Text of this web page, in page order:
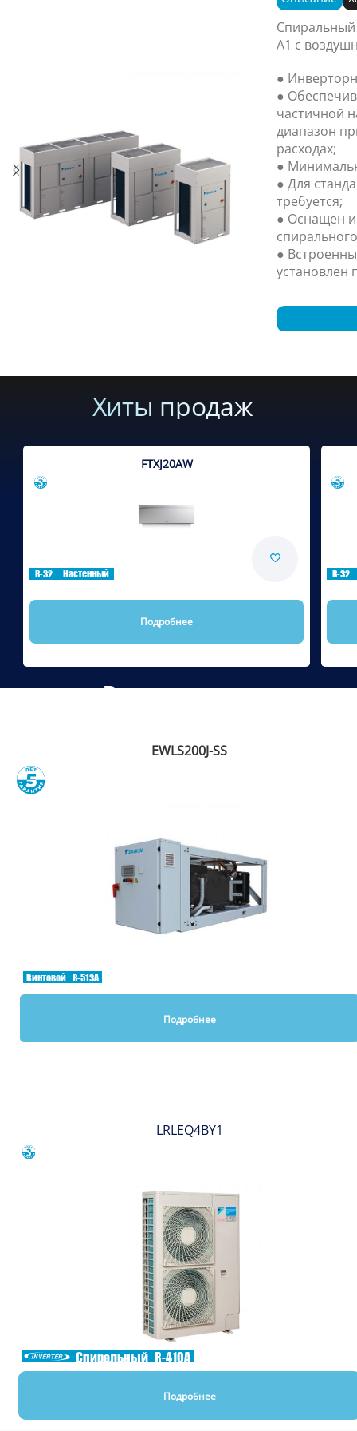
Спиральный
A1 с
●
●
частичной
диапазон
расходах;
●
● Для
требуется;
● Оснащен
●
установлен
Хиты продаж
FTXJ20AW
R-32 Настенный
Подробнее
R-32
Рекомендуем
EWLS200J-SS
Винтовой R-513A
Подробнее
LRLEQ4BY1
Спиральный R-410A
Подробнее